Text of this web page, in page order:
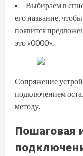
Выбираем в
его название,
появится
это «0000».
Сопряжение
подключением
методу.
Пошаговая